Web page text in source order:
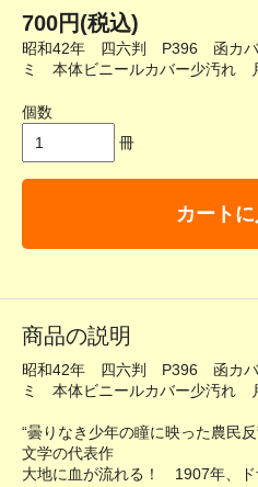
700円(税込)
昭和42年 四六判 P396 函カバ
ミ 本体ビニールカバー少汚れ
個数
冊
カート
商品の説明
昭和42年 四六判 P396 函カバ
ミ 本体ビニールカバー少汚れ
“曇りなき少年の瞳に映った農民
文学の代表作
大地に血が流れる！ 1907年、ド